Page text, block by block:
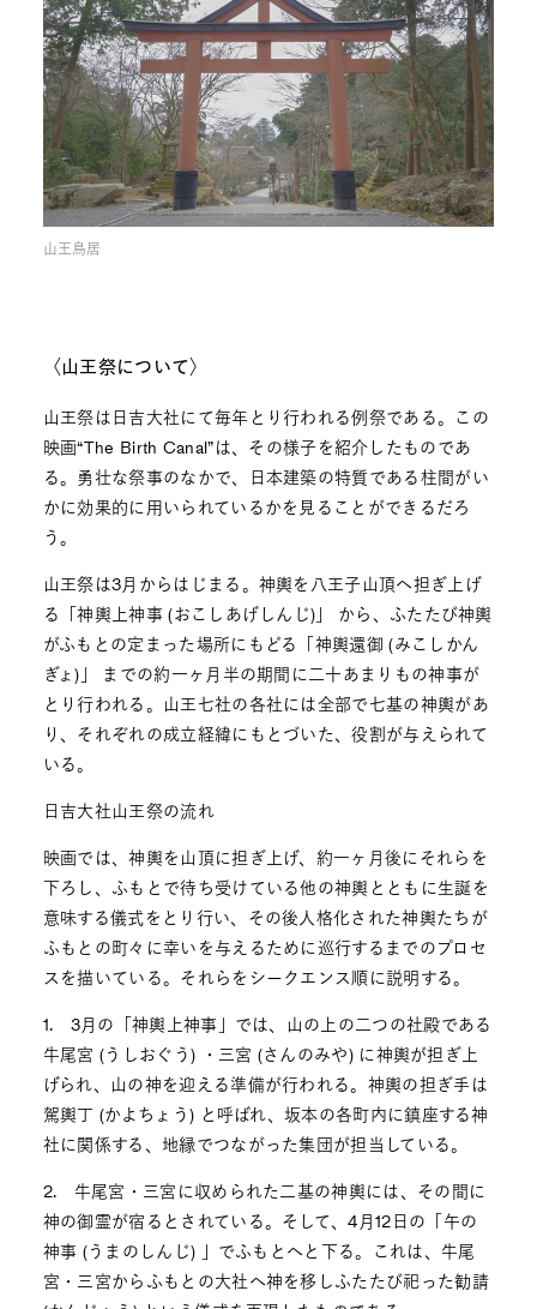
山王鳥居
〈山王祭について〉
山王祭は日吉大社にて毎年とり行われる例祭である。この
映画“The Birth Canal”は、その様子を紹介したものであ
る。勇壮な祭事のなかで、日本建築の特質である柱間がい
かに効果的に用いられているかを見ることができるだろ
う。
山王祭は3月からはじまる。神輿を八王子山頂へ担ぎ上げ
る「神輿上神事 (おこしあげしんじ)」 から、ふたたび神輿
がふもとの定まった場所にもどる「神輿還御 (みこしかん
ぎょ)」 までの約一ヶ月半の期間に二十あまりもの神事が
とり行われる。山王七社の各社には全部で七基の神輿があ
り、それぞれの成立経緯にもとづいた、役割が与えられて
いる。
日吉大社山王祭の流れ
映画では、神輿を山頂に担ぎ上げ、約一ヶ月後にそれらを
下ろし、ふもとで待ち受けている他の神輿とともに生誕を
意味する儀式をとり行い、その後人格化された神輿たちが
ふもとの町々に幸いを与えるために巡行するまでのプロセ
スを描いている。それらをシークエンス順に説明する。
1. 3月の「神輿上神事」では、山の上の二つの社殿である
牛尾宮 (うしおぐう) ・三宮 (さんのみや) に神輿が担ぎ上
げられ、山の神を迎える準備が行われる。神輿の担ぎ手は
駕輿丁 (かよちょう) と呼ばれ、坂本の各町内に鎮座する神
社に関係する、地縁でつながった集団が担当している。
2. 牛尾宮・三宮に収められた二基の神輿には、その間に
神の御霊が宿るとされている。そして、4月12日の「午の
神事 (うまのしんじ) 」でふもとへと下る。これは、牛尾
宮・三宮からふもとの大社へ神を移しふたたび祀った勧請